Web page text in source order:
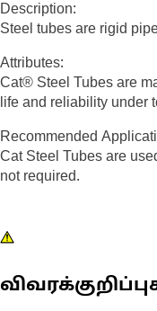
Description:
Steel tubes are rigid
Attributes:
Cat® Steel Tubes are
life and reliability under
Recommended
Cat Steel Tubes are
not required.